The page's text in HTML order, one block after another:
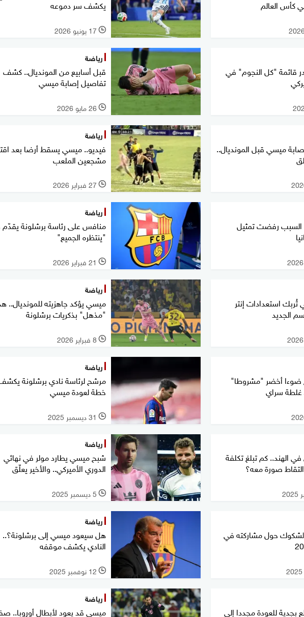
كأس العالم يكشف سر دموعه
l 17 يونيو 2026
قائمة "كل النجوم" في
رياضة
قبل أسابيع من المونديال.. كشف
تفاصيل إصابة ميسي
l 26 مايو 2026
ميسي قبل المونديال..
رياضة
فيديو.. ميسي يسقط أرضا بعد
مشجعين الملعب
l 27 فبراير 2026
السبب رفضت تمثيل
رياضة
منافس على رئاسة برشلونة يقدّم
"ينتظره الجميع"
l 21 فبراير 2026
استعدادات إنتر
الجديد
رياضة
ميسي يؤكد جاهزيته للمونديال..
"مذهل" بذكريات برشلونة
l 8 فبراير 2026
أخضر "مشروطا"
غلطة سراي
رياضة
مرشح لرئاسة نادي برشلونة
خطة لعودة ميسي
l 31 ديسمبر 2025
الهند.. كم تبلغ تكلفة
صورة معه؟
رياضة
شبح ميسي يطارد مولر في نهائي
الدوري الأميركي.. والأخير يعلّق
l 5 ديسمبر 2025
حول مشاركته في
رياضة
هل سيعود ميسي إلى
النادي يكشف موقفه
l 12 نوفمبر 2025
للعودة مجددا إلى
رياضة
ميسي قد يعود لأبطال أوروبا..